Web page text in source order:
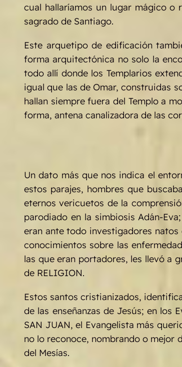
cual hallaríamos un lugar mágico o
sagrado de Santiago.
Este arquetipo de edificación
forma arquitectónica no solo la
todo allí donde los Templarios
igual que las de Omar, construidas
hallan siempre fuera del Templo a
forma, antena canalizadora de las
Un dato más que nos indica el
estos parajes, hombres que
eternos vericuetos de la
parodiado en la simbiosis Adán-
eran ante todo investigadores
conocimientos sobre las
las que eran portadores, les llevó a
de RELIGION.
Estos santos cristianizados,
de las enseñanzas de Jesús; en los
SAN JUAN, el Evangelista más
no lo reconoce, nombrando o mejor
del Mesías.